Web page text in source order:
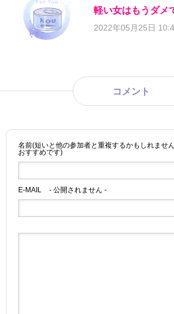
軽い女はもうダメ
2022年05月25日
コメント
名前(短いと他の参加者と重複するかもしれませ
おすすめです)
E-MAIL - 公開されません -